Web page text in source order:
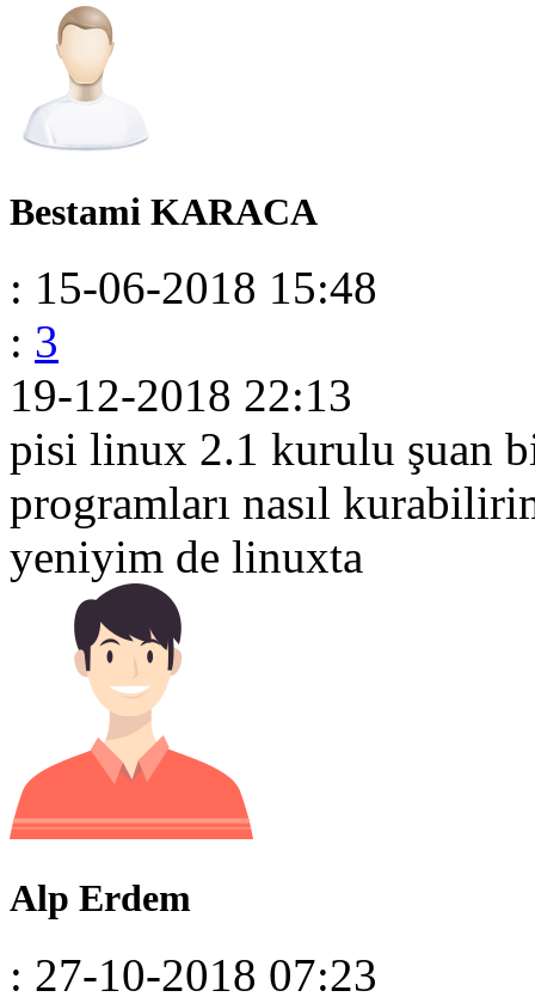
Bestami KARACA
: 15-06-2018 15:48
: 3
19-12-2018 22:13
pisi linux 2.1 kurulu şuan
programları nasıl
yeniyim de linuxta
Alp Erdem
: 27-10-2018 07:23